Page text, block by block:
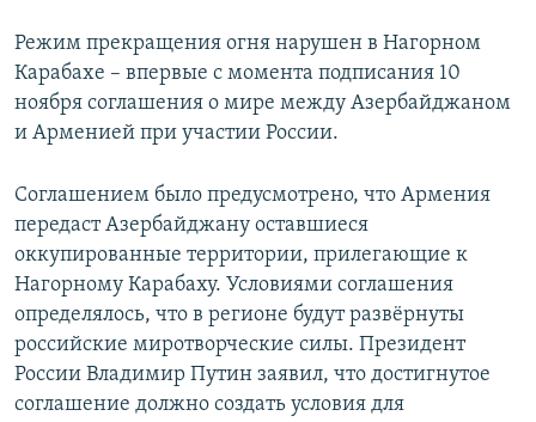
Режим прекращения огня нарушен в Нагорном
Карабахе – впервые с момента подписания 10
ноября соглашения о мире между Азербайджаном
и Арменией при участии России.
Соглашением было предусмотрено, что Армения
передаст Азербайджану оставшиеся
оккупированные территории, прилегающие к
Нагорному Карабаху. Условиями соглашения
определялось, что в регионе будут развёрнуты
российские миротворческие силы. Президент
России Владимир Путин заявил, что достигнутое
соглашение должно создать условия для